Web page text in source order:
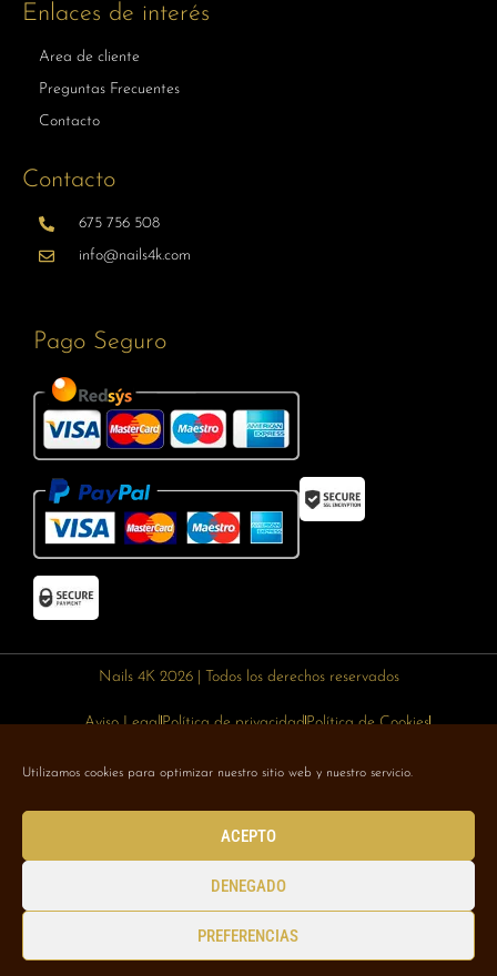
Utilizamos cookies para optimizar nuestro sitio web y nuestro servicio.
ACEPTO
DENEGADO
PREFERENCIAS
Enlaces de interés
Area de cliente
Preguntas Frecuentes
Contacto
Contacto
675 756 508
info@nails4k.com
Pago Seguro
Nails 4K 2026 | Todos los derechos reservados
Aviso LegalPolítica de privacidadPolítica de Cookies